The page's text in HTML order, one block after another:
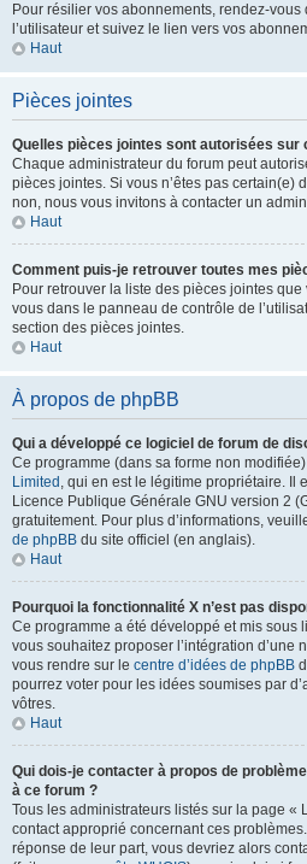
Pour résilier vos abonnements, rendez-
l’utilisateur et suivez le lien vers vos
Haut
Pièces jointes
Quelles pièces jointes sont autorisées sur
Chaque administrateur du forum peut
pièces jointes. Si vous n’êtes pas certain(e)
non, nous vous invitons à contacter un
Haut
Comment puis-je retrouver toutes mes
Pour retrouver la liste des pièces jointes
vous dans le panneau de contrôle de
section des pièces jointes.
Haut
À propos de phpBB
Qui a développé ce logiciel de forum de
Ce programme (dans sa forme non
Limited , qui en est le légitime propriétaire. Il
Licence Publique Générale GNU version 2
gratuitement. Pour plus d’informations,
de phpBB du site officiel (en anglais).
Haut
Pourquoi la fonctionnalité X n’est pas
Ce programme a été développé et mis sous
vous souhaitez proposer l’intégration d’une
vous rendre sur le centre d’idées de phpBB
pourrez voter pour les idées soumises par
vôtres.
Haut
Qui dois-je contacter à propos de
à ce forum ?
Tous les administrateurs listés sur la page «
contact approprié concernant ces
réponse de leur part, vous devriez alors